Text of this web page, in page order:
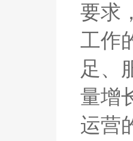
要求
工作
足、
量增
运营